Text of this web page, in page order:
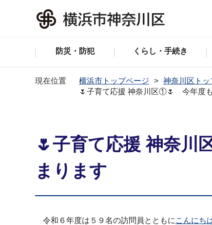
防災・防犯 くらし・手続き
現在位置 横浜市トップページ 神奈川区トッ
🌷子育て応援 神奈川区①🌷 今年度
🌷子育て応援 神奈
まります
令和６年度は５９名の訪問員とともに こんにち